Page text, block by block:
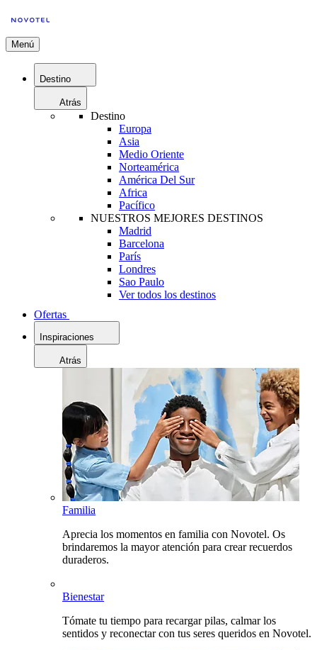
Menú
Destino
Atrás
Destino
Europa
Asia
Medio Oriente
Norteamérica
América Del Sur
Africa
Pacífico
NUESTROS MEJORES DESTINOS
Madrid
Barcelona
París
Londres
Sao Paulo
Ver todos los destinos
Ofertas
Inspiraciones
Atrás
Familia
Aprecia los momentos en familia con Novotel. Os
brindaremos la mayor atención para crear recuerdos
duraderos.
Bienestar
Tómate tu tiempo para recargar pilas, calmar los
sentidos y reconectar con tus seres queridos en Novotel.